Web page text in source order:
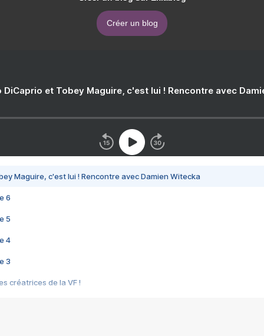
Créer un blog
DiCaprio et Tobey Maguire, c'est lui ! Rencontre avec
Maguire, c'est lui ! Rencontre avec Damien Witecka
6
5
4
3
créatrices de la VF !